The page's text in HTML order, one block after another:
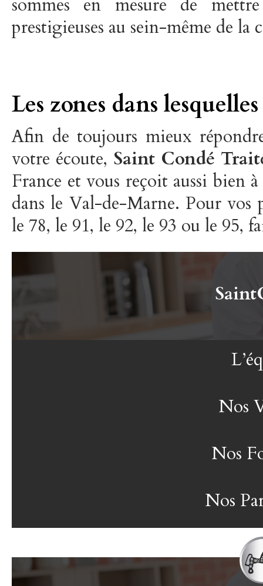
sommes en mesure de
prestigieuses au sein-même de
Les zones dans
Afin de toujours mieux
votre écoute, Saint Condé
France et vous reçoit aussi bien
dans le Val-de-Marne. Pour vos
le 78, le 91, le 92, le 93 ou le 95,
Nos
Nos
Nos